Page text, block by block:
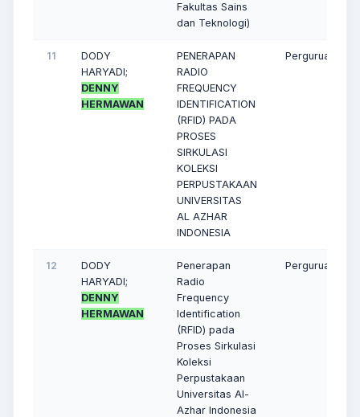
Fakultas Sains
dan Teknologi)
11
DODY
HARYADI;
DENNY
HERMAWAN
PENERAPAN
RADIO
FREQUENCY
IDENTIFICATION
(RFID) PADA
PROSES
SIRKULASI
KOLEKSI
PERPUSTAKAAN
UNIVERSITAS
AL AZHAR
INDONESIA
Perguruan
12
DODY
HARYADI;
DENNY
HERMAWAN
Penerapan
Radio
Frequency
Identification
(RFID) pada
Proses Sirkulasi
Koleksi
Perpustakaan
Universitas Al-
Azhar Indonesia
Perguruan